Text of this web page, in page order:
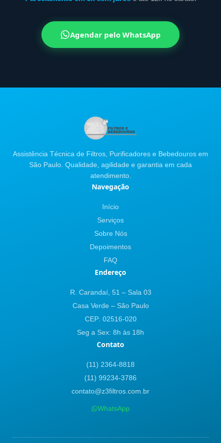
Agendar pelo WhatsApp
Assistência Técnica de Filtros, Purificadores e Bebedouros em
São Paulo. Qualidade, agilidade e garantia em cada
atendimento.
Navegação
Início
Serviços
Sobre Nós
Depoimentos
FAQ
Endereço
R. Carandaí, 51 – Sala 03
Casa Verde – São Paulo
CEP: 02516-020
Seg a Sex: 8h às 18h
Contato
(11) 2364-8818
(11) 99234-3786
contato@z3filtros.com.br
WhatsApp